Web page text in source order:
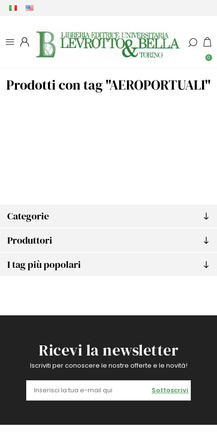
0
Categorie
Produttori
I tag più popolari
Prodotti con tag "AEROPORTUALI"
Ricevi la newsletter
Iscriviti per conoscere le nostre offerte e le novità!
Sottoscrivi